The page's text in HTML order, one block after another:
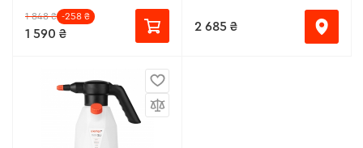
1 848 ₴ -258 ₴
1 590 ₴
2 685 ₴